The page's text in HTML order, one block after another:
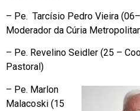
– Pe. Tarcísio Pedro Vieira
Moderador da Cúria
– Pe. Revelino Seidler (25 –
Pastoral)
– Pe. Marlon
Malacoski (15